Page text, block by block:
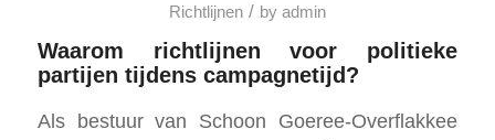
Richtlijnen / by admin
Waarom richtlijnen voor politieke
partijen tijdens campagnetijd?
Als bestuur van Schoon Goeree-Overflakkee